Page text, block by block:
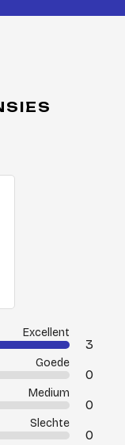
Excellent
3
Goede
0
Medium
0
Slechte
0